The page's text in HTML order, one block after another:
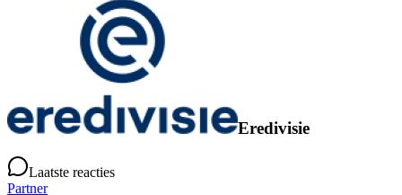
Eredivisie
Laatste reacties
Partner